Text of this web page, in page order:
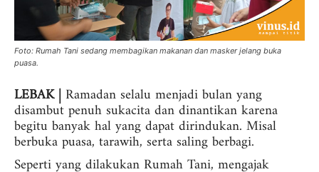
Foto: Rumah Tani sedang membagikan makanan dan masker jelang buka
puasa.
LEBAK | Ramadan selalu menjadi bulan yang
disambut penuh sukacita dan dinantikan karena
begitu banyak hal yang dapat dirindukan. Misal
berbuka puasa, tarawih, serta saling berbagi.
Seperti yang dilakukan Rumah Tani, mengajak